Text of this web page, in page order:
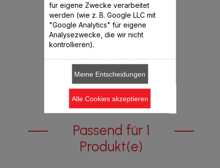
€ 17,99
Produkt derzeit nicht verfügbar,
Passend für 1
Produkt(e)
für eigene Zwecke verarbeitet
werden (wie z. B. Google LLC mit
"Google Analytics" für eigene
Analysezwecke, die wir nicht
kontrollieren).
Meine Entscheidungen
Alle Cookies akzeptieren